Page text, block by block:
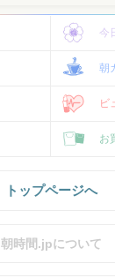
今
朝
ビ
お
トップページへ
朝時間.jpについて